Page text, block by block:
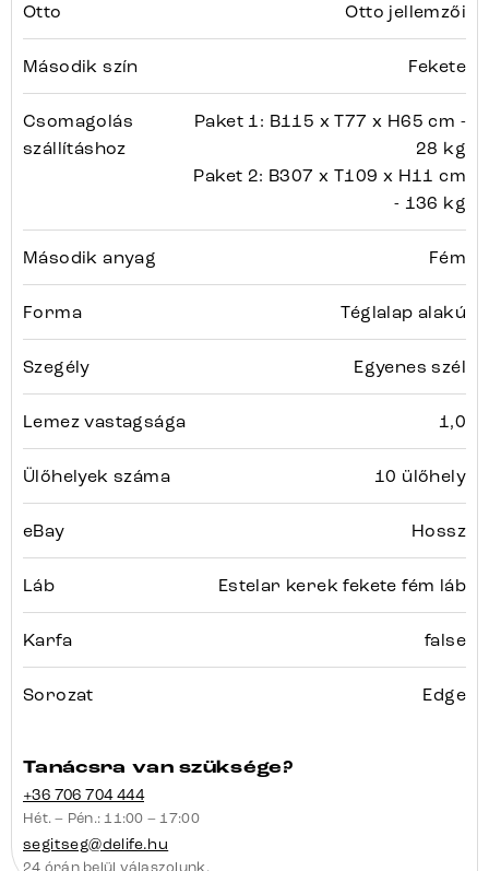
Otto Otto jellemzői
Második szín Fekete
Csomagolás
szállításhoz
Paket 1: B115 x T77 x H65 cm -
28 kg
Paket 2: B307 x T109 x H11 cm
- 136 kg
Második anyag Fém
Forma Téglalap alakú
Szegély Egyenes szél
Lemez vastagsága 1,0
Ülőhelyek száma 10 ülőhely
eBay Hossz
Láb Estelar kerek fekete fém láb
Karfa false
Sorozat Edge
Tanácsra van szüksége?
+36 706 704 444
Hét. – Pén.: 11:00 – 17:00
segitseg@delife.hu